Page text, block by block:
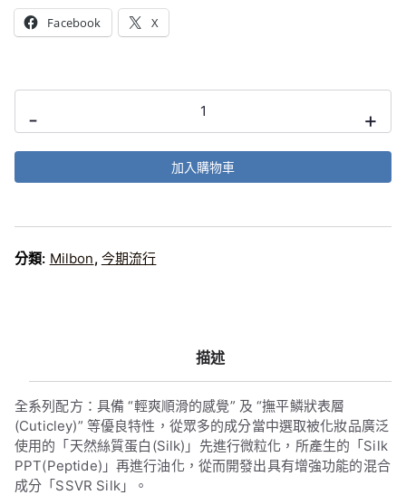
價
格
價
格
-
Smooth
Weekly
Booster
medium
頭
+
加入購物車
分類: Milbon, 今期流行
Facebook X
描述
全系列配方：具備 “輕爽順滑的感覺” 及 “撫平鱗狀表層
(Cuticley)” 等優良特性，從眾多的成分當中選取被化妝品廣泛
使用的「天然絲質蛋白(Silk)」先進行微粒化，所產生的「Silk
PPT(Peptide)」再進行油化，從而開發出具有增強功能的混合
成分「SSVR Silk」。